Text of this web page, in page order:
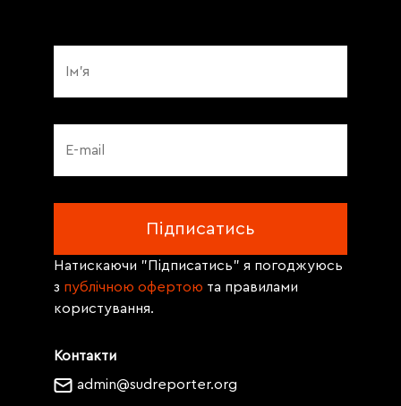
Контакти
admin@sudreporter.org
Натискаючи "Підписатись" я погоджуюсь
з публічною офертою та правилами
користування.